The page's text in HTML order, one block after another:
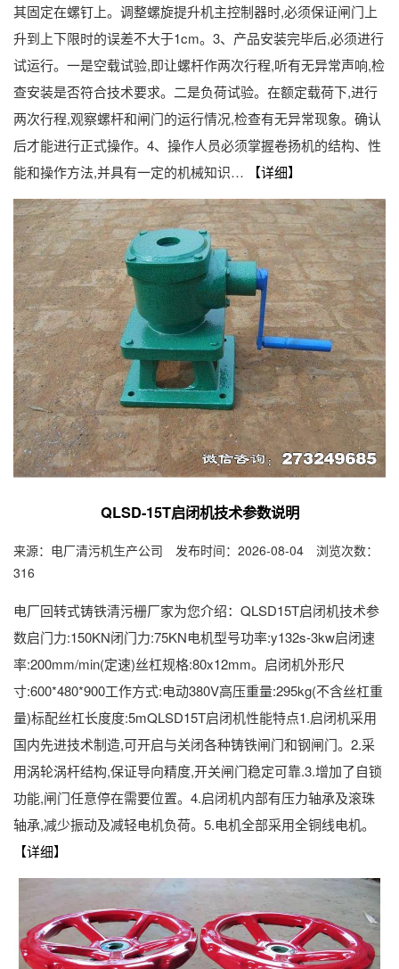
其固定在螺钉上。调整螺旋提升机主控制器时,必须保证闸门上
升到上下限时的误差不大于1cm。3、产品安装完毕后,必须进行
试运行。一是空载试验,即让螺杆作两次行程,听有无异常声响,检
查安装是否符合技术要求。二是负荷试验。在额定载荷下,进行
两次行程,观察螺杆和闸门的运行情况,检查有无异常现象。确认
后才能进行正式操作。4、操作人员必须掌握卷扬机的结构、性
能和操作方法,并具有一定的机械知识…
【详细】
QLSD-15T启闭机技术参数说明
来源：电厂清污机生产公司 发布时间：2026-08-04 浏览次数：
316
电厂回转式铸铁清污栅厂家为您介绍：QLSD15T启闭机技术参
数启门力:150KN闭门力:75KN电机型号功率:y132s-3kw启闭速
率:200mm/min(定速)丝杠规格:80x12mm。启闭机外形尺
寸:600*480*900工作方式:电动380V高压重量:295kg(不含丝杠重
量)标配丝杠长度度:5mQLSD15T启闭机性能特点1.启闭机采用
国内先进技术制造,可开启与关闭各种铸铁闸门和钢闸门。2.采
用涡轮涡杆结构,保证导向精度,开关闸门稳定可靠.3.增加了自锁
功能,闸门任意停在需要位置。4.启闭机内部有压力轴承及滚珠
轴承,减少振动及减轻电机负荷。5.电机全部采用全铜线电机。
【详细】